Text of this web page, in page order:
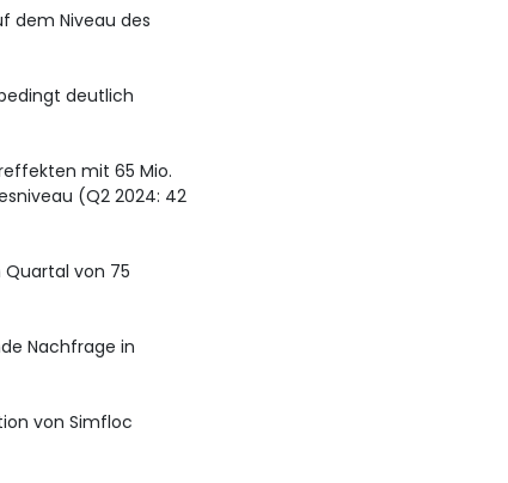
dem Niveau des
deutlich
mit 65 Mio.
(Q2 2024: 42
von 75
Nachfrage in
von Simfloc